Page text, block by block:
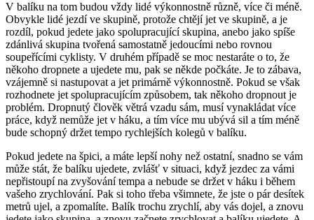
V balíku na tom budou vždy lidé výkonnostně různě, více či méně.
Obvykle lidé jezdí ve skupině, protože chtějí jet ve skupině, a je
rozdíl, pokud jedete jako spolupracující skupina, anebo jako spíše
zdánlivá skupina tvořená samostatně jedoucími nebo rovnou
soupeřícími cyklisty. V druhém případě se moc nestaráte o to, že
někoho dropnete a ujedete mu, pak se někde počkáte. Je to zábava,
vzájemně si nastupovat a jet primárně výkonnostně. Pokud se však
rozhodnete jet spolupracujícím způsobem, tak někoho dropnout je
problém. Dropnutý člověk větrá vzadu sám, musí vynakládat více
práce, když nemůže jet v háku, a tím více mu ubývá sil a tím méně
bude schopný držet tempo rychlejších kolegů v balíku.
Pokud jedete na špici, a máte lepší nohy než ostatní, snadno se vám
může stát, že balíku ujedete, zvlášť v situaci, když jezdec za vámi
nepřistoupí na zvyšování tempa a nebude se držet v háku i během
vašeho zrychlování. Pak si toho třeba všimnete, že jste o pár desítek
metrů ujel, a zpomalíte. Balík trochu zrychlí, aby vás dojel, a znovu